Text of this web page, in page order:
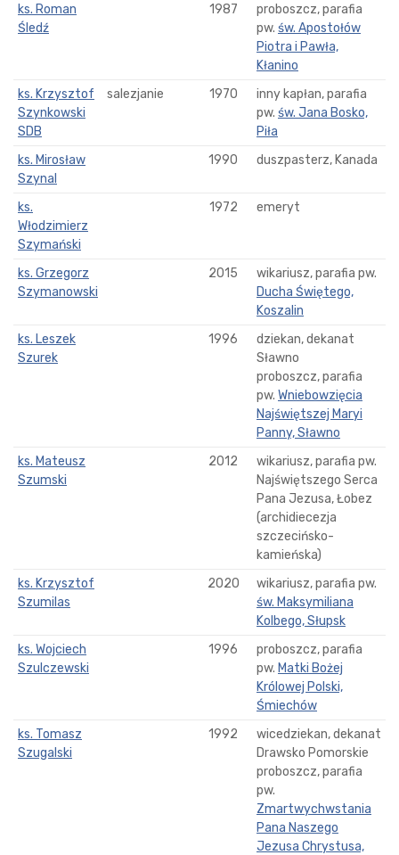
ks. Roman
Śledź
1987
proboszcz, parafia
pw. św. Apostołów
Piotra i Pawła,
Kłanino
ks. Krzysztof
Szynkowski
SDB
salezjanie 1970
inny kapłan, parafia
pw. św. Jana Bosko,
Piła
ks. Mirosław
Szynal
1990 duszpasterz, Kanada
ks.
Włodzimierz
Szymański
1972 emeryt
ks. Grzegorz
Szymanowski
2015
wikariusz, parafia pw.
Ducha Świętego,
Koszalin
ks. Leszek
Szurek
1996
dziekan, dekanat
Sławno
proboszcz, parafia
pw. Wniebowzięcia
Najświętszej Maryi
Panny, Sławno
ks. Mateusz
Szumski
2012
wikariusz, parafia pw.
Najświętszego Serca
Pana Jezusa, Łobez
(archidiecezja
szczecińsko-
kamieńska)
ks. Krzysztof
Szumilas
2020
wikariusz, parafia pw.
św. Maksymiliana
Kolbego, Słupsk
ks. Wojciech
Szulczewski
1996
proboszcz, parafia
pw. Matki Bożej
Królowej Polski,
Śmiechów
ks. Tomasz
Szugalski
1992
wicedziekan, dekanat
Drawsko Pomorskie
proboszcz, parafia
pw.
Zmartwychwstania
Pana Naszego
Jezusa Chrystusa,